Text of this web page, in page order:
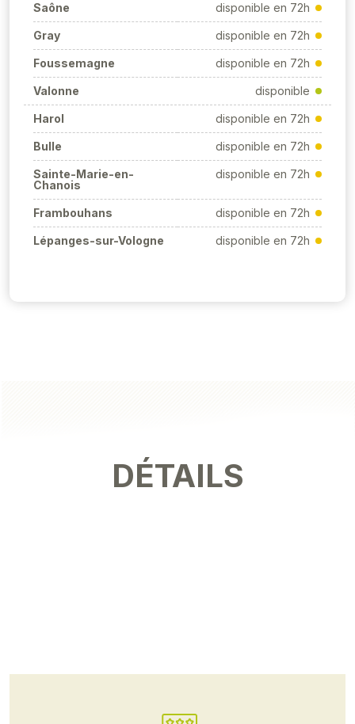
Saône disponible en 72h
Gray disponible en 72h
Foussemagne disponible en 72h
Valonne disponible
Harol disponible en 72h
Bulle disponible en 72h
Sainte-Marie-en-
Chanois
disponible en 72h
Frambouhans disponible en 72h
Lépanges-sur-Vologne disponible en 72h
DÉTAILS